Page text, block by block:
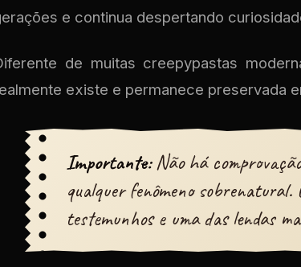
e continua despertando
de muitas creepypastas
existe e permanece preservada
Importante:Não há
qualquer fenômeno
testemunhos e uma das lendas